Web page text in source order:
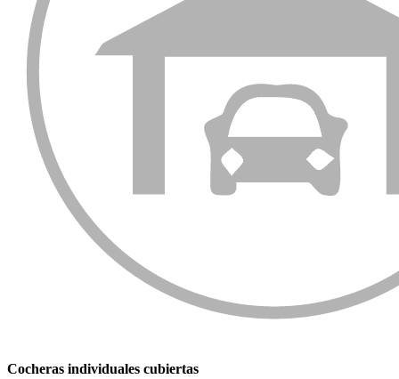
Cocheras individuales cubiertas